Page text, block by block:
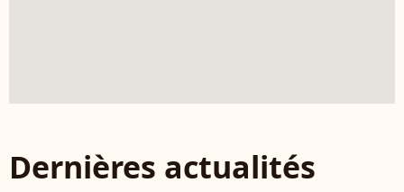
Dernières actualités